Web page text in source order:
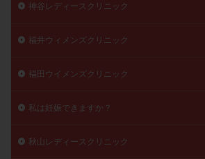
神谷レディースクリニック
福井ウィメンズクリニック
福田ウイメンズクリニック
私は妊娠できますか？
秋山レディースクリニック